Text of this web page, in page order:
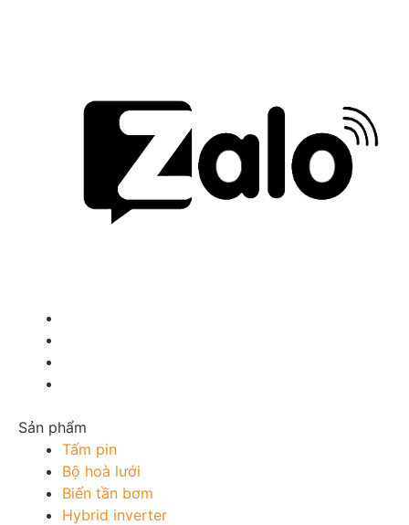
Sản phẩm
Tấm pin
Bộ hoà lưới
Biến tần bơm
Hybrid inverter